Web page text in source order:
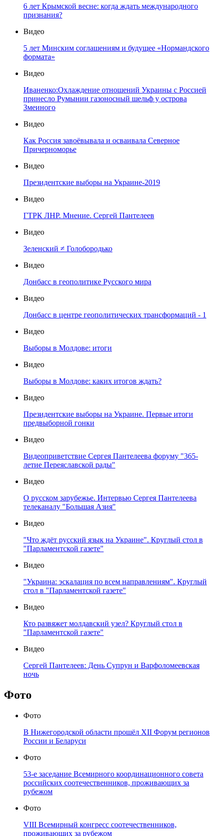
6 лет Крымской весне: когда ждать международного
признания?
Видео
5 лет Минским соглашениям и будущее «Нормандского
формата»
Видео
Иваненко:Охлаждение отношений Украины с Россией
принесло Румынии газоносный шельф у острова
Змеиного
Видео
Как Россия завоёвывала и осваивала Северное
Причерноморье
Видео
Президентские выборы на Украине-2019
Видео
ГТРК ЛНР. Мнение. Сергей Пантелеев
Видео
Зеленский ≠ Голобородько
Видео
Донбасс в геополитике Русского мира
Видео
Донбасс в центре геополитических трансформаций - 1
Видео
Выборы в Молдове: итоги
Видео
Выборы в Молдове: каких итогов ждать?
Видео
Президентские выборы на Украине. Первые итоги
предвыборной гонки
Видео
Видеоприветствие Сергея Пантелеева форуму "365-
летие Переяславской рады"
Видео
О русском зарубежье. Интервью Сергея Пантелеева
телеканалу "Большая Азия"
Видео
"Что ждёт русский язык на Украине". Круглый стол в
"Парламентской газете"
Видео
"Украина: эскалация по всем направлениям". Круглый
стол в "Парламентской газете"
Видео
Кто развяжет молдавский узел? Круглый стол в
"Парламентской газете"
Видео
Сергей Пантелеев: День Супрун и Варфоломеевская
ночь
Фото
Фото
В Нижегородской области прошёл XII Форум регионов
России и Беларуси
Фото
53-е заседание Всемирного координационного совета
российских соотечественников, проживающих за
рубежом
Фото
VIII Всемирный конгресс соотечественников,
проживающих за рубежом